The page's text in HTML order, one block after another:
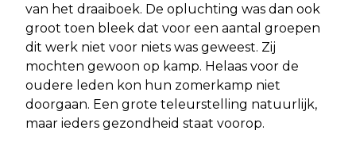
van het draaiboek. De opluchting was dan ook
groot toen bleek dat voor een aantal groepen
dit werk niet voor niets was geweest. Zij
mochten gewoon op kamp. Helaas voor de
oudere leden kon hun zomerkamp niet
doorgaan. Een grote teleurstelling natuurlijk,
maar ieders gezondheid staat voorop.